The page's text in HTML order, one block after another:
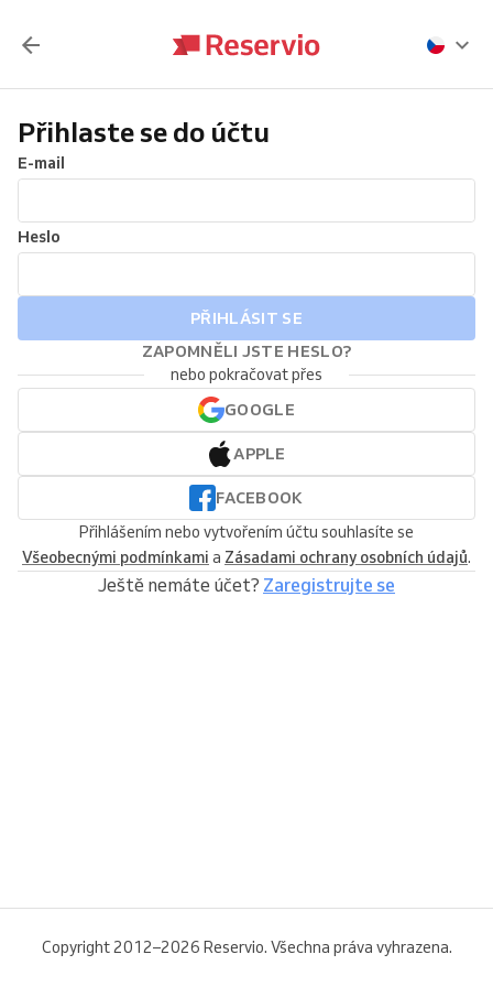
Přihlaste se do účtu
E-mail
Heslo
PŘIHLÁSIT SE
ZAPOMNĚLI JSTE HESLO?
nebo pokračovat přes
GOOGLE
APPLE
FACEBOOK
Přihlášením nebo vytvořením účtu souhlasíte se
Všeobecnými podmínkami a Zásadami ochrany osobních údajů.
Ještě nemáte účet? Zaregistrujte se
Copyright 2012–2026 Reservio. Všechna práva vyhrazena.